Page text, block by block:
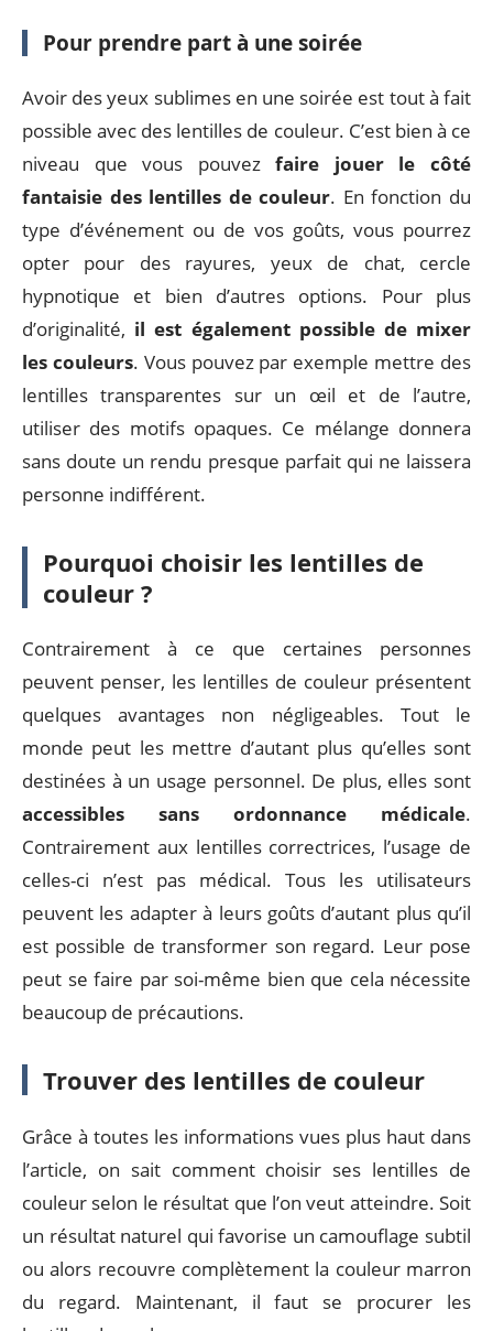
Pour prendre part à une soirée
Avoir des yeux sublimes en une soirée est tout à fait
possible avec des lentilles de couleur. C’est bien à ce
niveau que vous pouvezfaire jouer le côté
fantaisie des lentilles de couleur. En fonction du
type d’événement ou de vos goûts, vous pourrez
opter pour des rayures, yeux de chat, cercle
hypnotique et bien d’autres options. Pour plus
d’originalité, il est également possible de mixer
les couleurs. Vous pouvez par exemple mettre des
lentilles transparentes sur un œil et de l’autre,
utiliser des motifs opaques. Ce mélange donnera
sans doute un rendu presque parfait qui ne laissera
personne indifférent.
Pourquoi choisir les lentilles de
couleur ?
Contrairement à ce que certaines personnes
peuvent penser, les lentilles de couleur présentent
quelques avantages non négligeables. Tout le
monde peut les mettre d’autant plus qu’elles sont
destinées à un usage personnel. De plus, elles sont
accessibles sans ordonnance médicale.
Contrairement aux lentilles correctrices, l’usage de
celles-ci n’est pas médical. Tous les utilisateurs
peuvent les adapter à leurs goûts d’autant plus qu’il
est possible de transformer son regard. Leur pose
peut se faire par soi-même bien que cela nécessite
beaucoup de précautions.
Trouver des lentilles de couleur
Grâce à toutes les informations vues plus haut dans
l’article, on sait comment choisir ses lentilles de
couleur selon le résultat que l’on veut atteindre. Soit
un résultat naturel qui favorise un camouflage subtil
ou alors recouvre complètement la couleur marron
du regard. Maintenant, il faut se procurer les